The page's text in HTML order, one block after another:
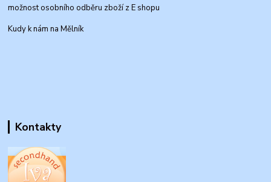
možnost osobního odběru zboží z E shopu
Kudy k nám na Mělník
Kontakty